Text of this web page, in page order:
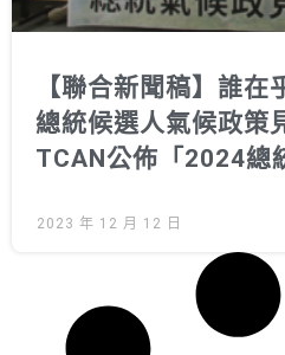
【聯合新聞稿】誰在
總統候選人氣候政策
TCAN公佈「2024總
2023 年 12 月 12 日